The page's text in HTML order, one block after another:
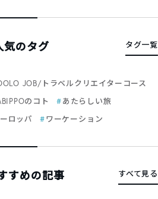
気のタグ タグ一覧
JOB/トラベルクリエイターコース
のコト
あたらしい旅
ロッパ
ワーケーション
すめの記事 すべて見る